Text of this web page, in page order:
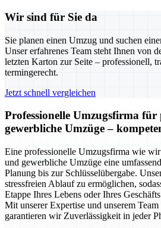
Wir sind für Sie da
Sie planen einen Umzug und suchen
Unser erfahrenes Team steht Ihnen von
letzten Karton zur Seite – professionell,
termingerecht.
Jetzt schnell vergleichen
Professionelle Umzugsfirma
gewerbliche Umzüge –
Eine professionelle Umzugsfirma wie
und gewerbliche Umzüge eine
Planung bis zur Schlüsselübergabe.
stressfreien Ablauf zu ermöglichen,
Etappe Ihres Lebens oder Ihres
Mit unserer Expertise und unserem
garantieren wir Zuverlässigkeit in jeder